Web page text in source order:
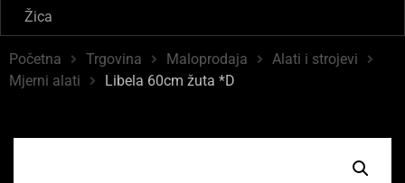
Žica
Početna Trgovina Maloprodaja
Alati i strojevi
Mjerni alati
Libela 60cm žuta *D